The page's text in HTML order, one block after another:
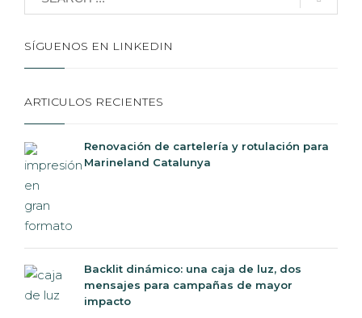
SÍGUENOS EN LINKEDIN
ARTICULOS RECIENTES
Renovación de cartelería y rotulación para
Marineland Catalunya
Backlit dinámico: una caja de luz, dos
mensajes para campañas de mayor
impacto